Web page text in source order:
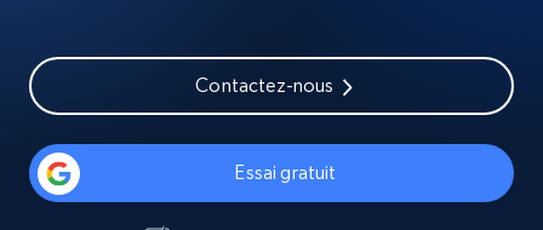
Contactez-nous
Essai gratuit